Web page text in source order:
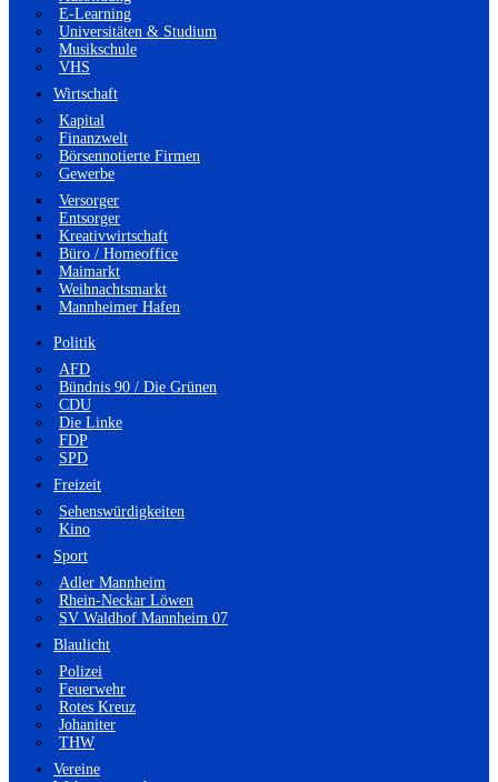
E-Learning
Universitäten & Studium
Musikschule
VHS
Wirtschaft
Kapital
Finanzwelt
Börsennotierte Firmen
Gewerbe
Versorger
Entsorger
Kreativwirtschaft
Büro / Homeoffice
Maimarkt
Weihnachtsmarkt
Mannheimer Hafen
Politik
AFD
Bündnis 90 / Die Grünen
CDU
Die Linke
FDP
SPD
Freizeit
Sehenswürdigkeiten
Kino
Sport
Adler Mannheim
Rhein-Neckar Löwen
SV Waldhof Mannheim 07
Blaulicht
Polizei
Feuerwehr
Rotes Kreuz
Johaniter
THW
Vereine